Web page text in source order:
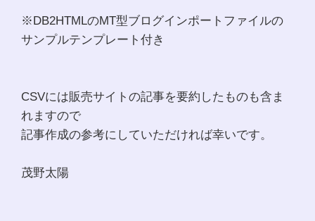
※DB2HTMLのMT型ブログインポートファイルの
サンプルテンプレート付き
CSVには販売サイトの記事を要約したものも含ま
れますので
記事作成の参考にしていただければ幸いです。
茂野太陽